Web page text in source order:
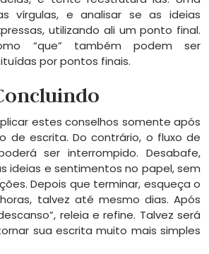
vírgulas, e analisar se as ideias
utilizando ali um ponto final.
“que” também podem ser
por pontos finais.
estes conselhos somente após
de escrita. Do contrário, o fluxo de
ser interrompido. Desabafe,
ideias e sentimentos no papel, sem
Depois que terminar, esqueça o
talvez até mesmo dias. Após
releia e refine. Talvez será
sua escrita muito mais simples